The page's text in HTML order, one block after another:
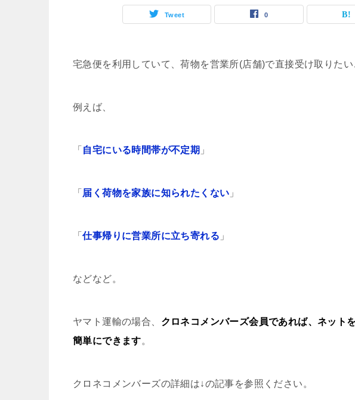
Tweet 0
宅急便を利用していて、荷物を営業所(店舗)で直接受け取りたい
例えば、
「 自宅にいる時間帯が不定期 」
「 届く荷物を家族に知られたくない 」
「仕事帰りに営業所に立ち寄れる 」
などなど。
ヤマト運輸の場合、 クロネコメンバーズ会員であれば、ネット
簡単にできます。
クロネコメンバーズの詳細は↓の記事を参照ください。